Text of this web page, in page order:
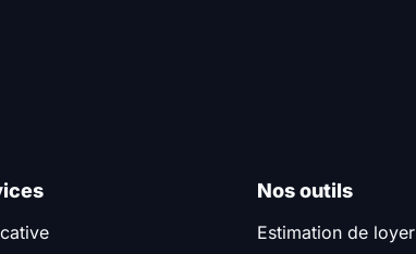
Nos outils
Estimation de loyer